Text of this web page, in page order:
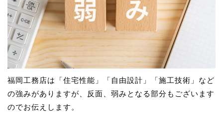
福岡工務店は「住宅性能」「自由設計」「施工技術」など
の強みがありますが、反面、弱みとなる部分もございます
のでお伝えします。